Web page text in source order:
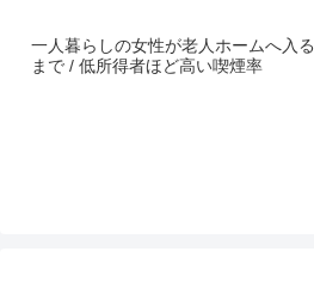
一人暮らしの女性が老人ホームへ入る
まで / 低所得者ほど高い喫煙率